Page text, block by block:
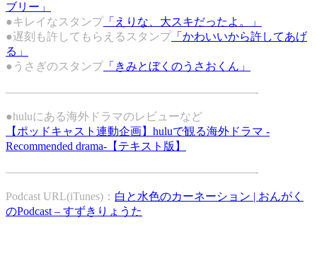
ブリー」
●キレイなスタンプ「えりな、大スキだったよ。」
●遅刻も許してもらえるスタンプ「かわいいから許してあげ
る」
●うさぎのスタンプ「きみとぼくのうさおくん」
——————————————————————-
●huluにある海外ドラマのレビューなど
【ポッドキャスト連動企画】huluで観る海外ドラマ -
Recommended drama-【テキスト版】
——————————————————————-
Podcast URL(iTunes)： 白と水色のカーネーション | おんがく
のPodcast – すずきりょうた